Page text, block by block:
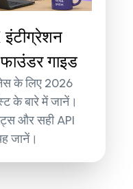
गाइड
के लिए 2026
के बारे में जानें।
और सही API
जानें।